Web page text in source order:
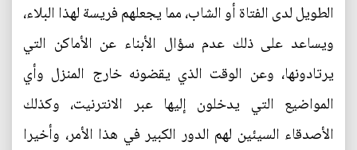
الطويل لدى الفتاة أو الشاب، مما يجعلهم فريسة لهذا البلاء،
ويساعد على ذلك عدم سؤال الأبناء عن الأماكن التي
يرتادونها، وعن الوقت الذي يقضونه خارج المنزل وأي
المواضيع التي يدخلون إليها عبر الانترنيت، وكذلك
الأصدقاء السيئين لهم الدور الكبير في هذا الأمر، وأخيرا